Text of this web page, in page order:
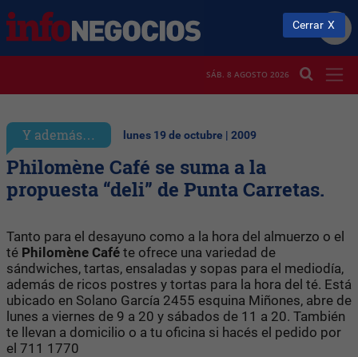
SÁB. 8 AGOSTO 2026
Y además… lunes 19 de octubre | 2009
Philomène Café se suma a la
propuesta “deli” de Punta Carretas.
Tanto para el desayuno como a la hora del almuerzo o el
té Philomène Café te ofrece una variedad de
sándwiches, tartas, ensaladas y sopas para el mediodía,
además de ricos postres y tortas para la hora del té. Está
ubicado en Solano García 2455 esquina Miñones, abre de
lunes a viernes de 9 a 20 y sábados de 11 a 20. También
te llevan a domicilio o a tu oficina si hacés el pedido por
el 711 1770
Cerrar